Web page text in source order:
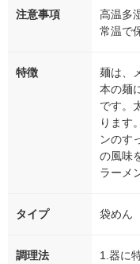
注意事項
高温多
常温で
特徴
麺は、
本の麺
です。
ります
ンのす
の風味
ラーメ
タイプ 袋めん
調理法 1.器に